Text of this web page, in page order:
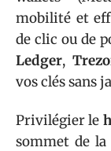
mobilité et
de clic ou de
Ledger,
vos clés sans
Privilégier le
sommet de